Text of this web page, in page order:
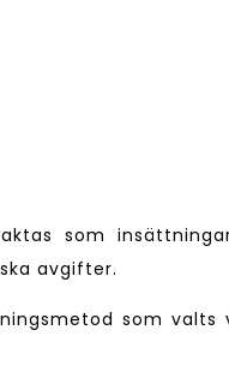
som
avgifter.
som